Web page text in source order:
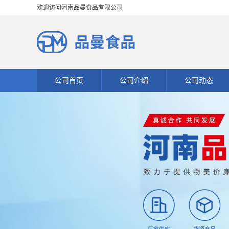
欢迎访问河南品曼食品有限公司
公司首页 公司介绍 公司动态